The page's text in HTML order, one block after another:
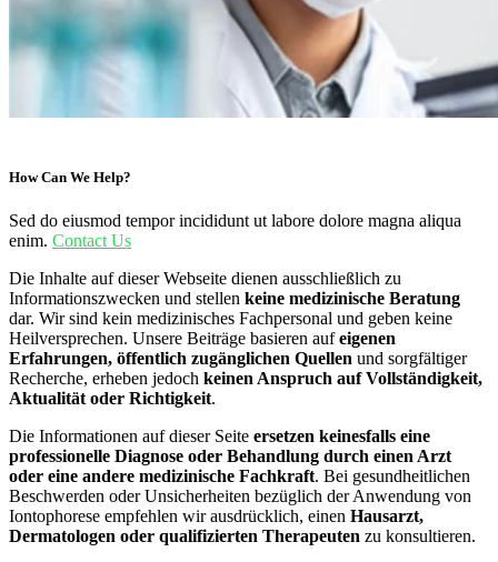
How Can We Help?
Sed do eiusmod tempor incididunt ut labore dolore magna aliqua
enim. Contact Us
Die Inhalte auf dieser Webseite dienen ausschließlich zu
Informationszwecken und stellen keine medizinische Beratung
dar. Wir sind kein medizinisches Fachpersonal und geben keine
Heilversprechen. Unsere Beiträge basieren aufeigenen
Erfahrungen, öffentlich zugänglichen Quellen und sorgfältiger
Recherche, erheben jedoch keinen Anspruch auf Vollständigkeit,
Aktualität oder Richtigkeit.
Die Informationen auf dieser Seite ersetzen keinesfalls eine
professionelle Diagnose oder Behandlung durch einen Arzt
oder eine andere medizinische Fachkraft. Bei gesundheitlichen
Beschwerden oder Unsicherheiten bezüglich der Anwendung von
Iontophorese empfehlen wir ausdrücklich, einen Hausarzt,
Dermatologen oder qualifizierten Therapeuten zu konsultieren.